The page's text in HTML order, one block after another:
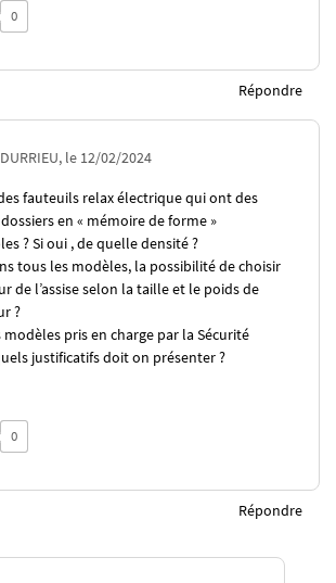
0
Répondre
le 12/02/2024
fauteuils relax électrique qui ont des
en « mémoire de forme »
? Si oui , de quelle densité ?
tous les modèles, la possibilité de choisir
de l’assise selon la taille et le poids de
?
modèles pris en charge par la Sécurité
justificatifs doit on présenter ?
0
Répondre